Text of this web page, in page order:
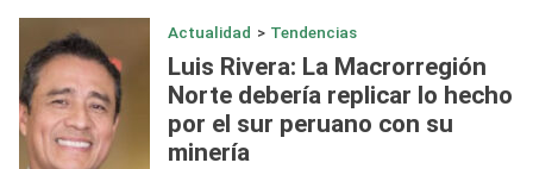
Actualidad > Tendencias
Luis Rivera: La Macrorregión
Norte debería replicar lo hecho
por el sur peruano con su
minería